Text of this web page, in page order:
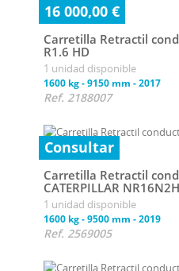
16 000,00 €
Carretilla Retractil
R1.6 HD
1 unidad disponible
1600 kg-9150 mm -2017
Ref. 2188007
Consultar
Carretilla Retractil
CATERPILLAR NR16N2H
1 unidad disponible
1600 kg-9500 mm -2019
Ref. 2569005